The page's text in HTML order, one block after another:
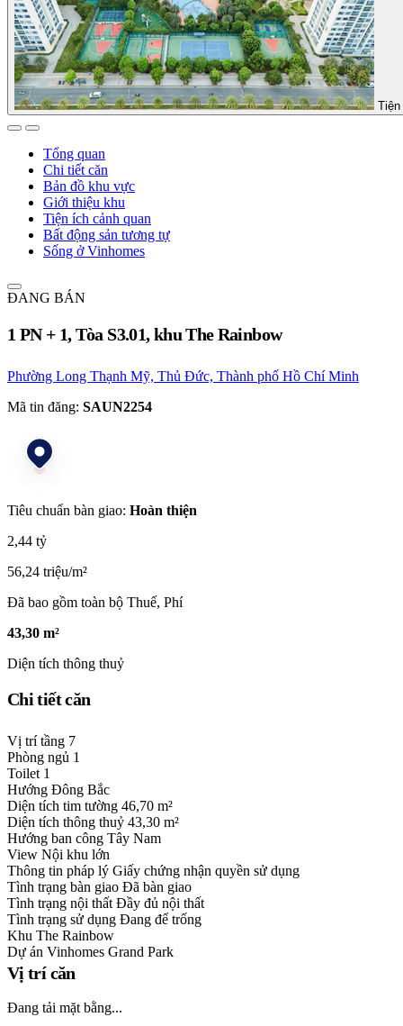
Tổng quan
Chi tiết căn
Bản đồ khu vực
Giới thiệu khu
Tiện ích cảnh quan
Bất động sản tương tự
Sống ở Vinhomes
ĐANG BÁN
1 PN + 1, Tòa S3.01, khu The Rainbow
Phường Long Thạnh Mỹ, Thủ Đức, Thành phố Hồ Chí Minh
Mã tin đăng: SAUN2254
Tiêu chuẩn bàn giao: Hoàn thiện
2,44 tỷ
56,24 triệu/m²
Đã bao gồm toàn bộ Thuế, Phí
43,30 m²
Diện tích thông thuỷ
Chi tiết căn
Vị trí tầng 7
Phòng ngủ 1
Toilet 1
Hướng Đông Bắc
Diện tích tim tường 46,70 m²
Diện tích thông thuỷ 43,30 m²
Hướng ban công Tây Nam
View Nội khu lớn
Thông tin pháp lý Giấy chứng nhận quyền sử dụng
Tình trạng bàn giao Đã bàn giao
Tình trạng nội thất Đầy đủ nội thất
Tình trạng sử dụng Đang để trống
Khu The Rainbow
Dự án Vinhomes Grand Park
Vị trí căn
Đang tải mặt bằng...